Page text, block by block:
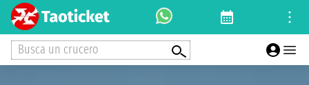
Busca un crucero